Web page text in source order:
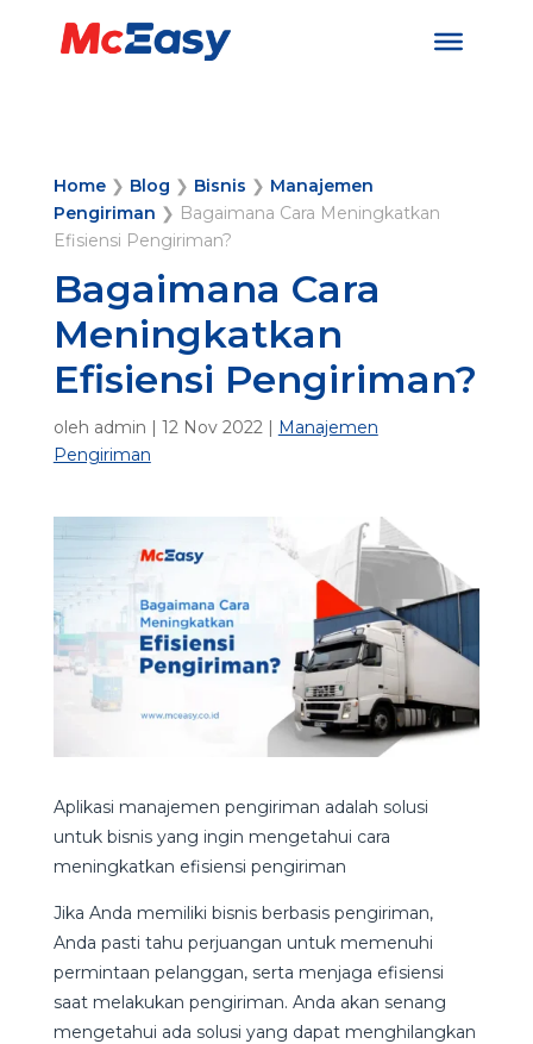
Home❯ Blog ❯ Bisnis ❯ Manajemen
Pengiriman ❯ Bagaimana Cara Meningkatkan
Efisiensi Pengiriman?
Bagaimana Cara
Meningkatkan
Efisiensi Pengiriman?
oleh admin | 12 Nov 2022| Manajemen
Pengiriman
Aplikasi manajemen pengiriman adalah solusi
untuk bisnis yang ingin mengetahui cara
meningkatkan efisiensi pengiriman
Jika Anda memiliki bisnis berbasis pengiriman,
Anda pasti tahu perjuangan untuk memenuhi
permintaan pelanggan, serta menjaga efisiensi
saat melakukan pengiriman. Anda akan senang
mengetahui ada solusi yang dapat menghilangkan